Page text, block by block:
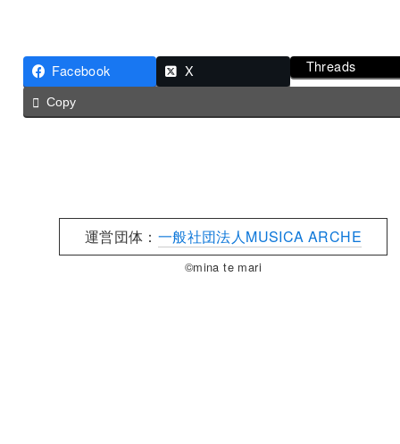
Facebook X Threads
Copy
運営団体： 一般社団法人MUSICA ARCHE
©mina te mari